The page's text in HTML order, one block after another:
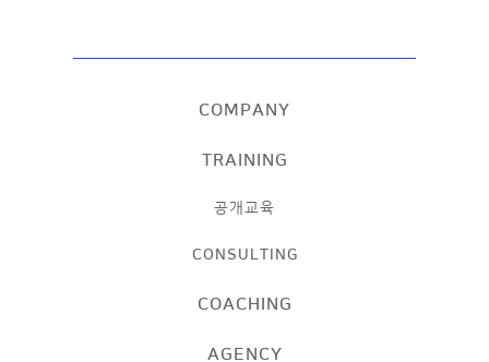
COMPANY
TRAINING
공개교육
CONSULTING
COACHING
AGENCY